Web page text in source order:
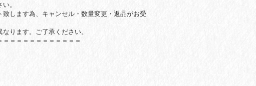
。
致します為、キャンセル・数量変更・返品がお受
ります。ご了承ください。
＝＝＝＝＝＝＝＝＝＝＝